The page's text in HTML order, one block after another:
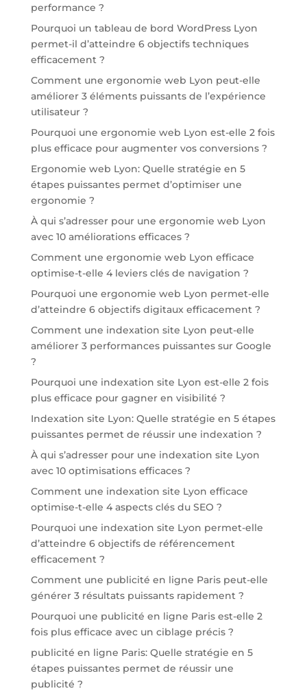
performance ?
Pourquoi un tableau de bord WordPress Lyon
permet-il d’atteindre 6 objectifs techniques
efficacement ?
Comment une ergonomie web Lyon peut-elle
améliorer 3 éléments puissants de l’expérience
utilisateur ?
Pourquoi une ergonomie web Lyon est-elle 2 fois
plus efficace pour augmenter vos conversions ?
Ergonomie web Lyon: Quelle stratégie en 5
étapes puissantes permet d’optimiser une
ergonomie ?
À qui s’adresser pour une ergonomie web Lyon
avec 10 améliorations efficaces ?
Comment une ergonomie web Lyon efficace
optimise-t-elle 4 leviers clés de navigation ?
Pourquoi une ergonomie web Lyon permet-elle
d’atteindre 6 objectifs digitaux efficacement ?
Comment une indexation site Lyon peut-elle
améliorer 3 performances puissantes sur Google
?
Pourquoi une indexation site Lyon est-elle 2 fois
plus efficace pour gagner en visibilité ?
Indexation site Lyon: Quelle stratégie en 5 étapes
puissantes permet de réussir une indexation ?
À qui s’adresser pour une indexation site Lyon
avec 10 optimisations efficaces ?
Comment une indexation site Lyon efficace
optimise-t-elle 4 aspects clés du SEO ?
Pourquoi une indexation site Lyon permet-elle
d’atteindre 6 objectifs de référencement
efficacement ?
Comment une publicité en ligne Paris peut-elle
générer 3 résultats puissants rapidement ?
Pourquoi une publicité en ligne Paris est-elle 2
fois plus efficace avec un ciblage précis ?
publicité en ligne Paris: Quelle stratégie en 5
étapes puissantes permet de réussir une
publicité ?